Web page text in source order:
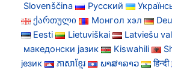
Slovenščina
Русский
ქართული
Монгол хэл
Eesti
Lietuviškai
Latviešu
македонски јазик
Kiswahili
језик
ភាសាខ្មែរ ພາສາລາວ हिन्दी